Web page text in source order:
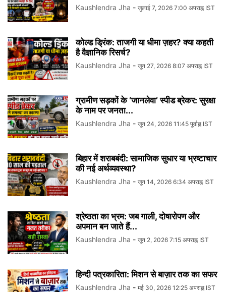
Kaushlendra Jha - जुलाई 7, 2026 7:00 अपराह्न IST
कोल्ड ड्रिंक: ताजगी या धीमा ज़हर? क्या कहती
है वैज्ञानिक रिसर्च?
Kaushlendra Jha - जून 27, 2026 8:07 अपराह्न IST
ग्रामीण सड़कों के ‘जानलेवा’ स्पीड ब्रेकर: सुरक्षा
के नाम पर जनता...
Kaushlendra Jha - जून 24, 2026 11:45 पूर्वाह्न IST
बिहार में शराबबंदी: सामाजिक सुधार या भ्रष्टाचार
की नई अर्थव्यवस्था?
Kaushlendra Jha - जून 14, 2026 6:34 अपराह्न IST
श्रेष्ठता का भ्रम: जब गाली, दोषारोपण और
अपमान बन जाते हैं...
Kaushlendra Jha - जून 2, 2026 7:15 अपराह्न IST
हिन्दी पत्रकारिता: मिशन से बाज़ार तक का सफर
Kaushlendra Jha - मई 30, 2026 12:25 अपराह्न IST